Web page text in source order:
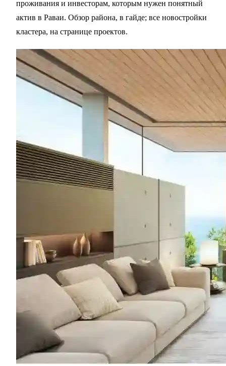
проживания и инвесторам, которым нужен понятный
актив в Раваи. Обзор района, в гайде; все новостройки
кластера, на странице проектов.